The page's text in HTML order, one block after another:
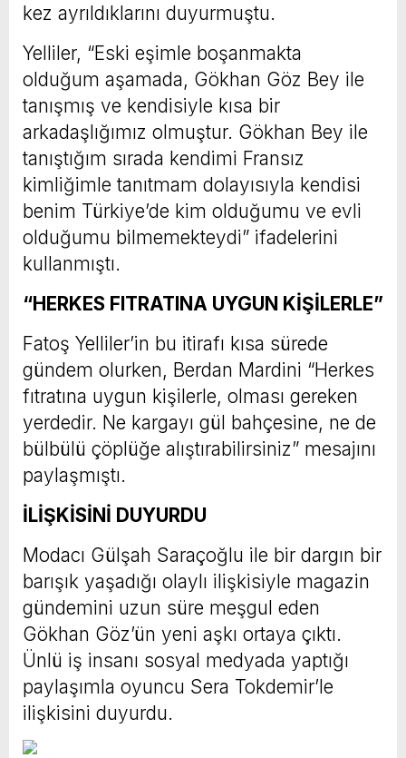
kez ayrıldıklarını duyurmuştu.
Yelliler, “Eski eşimle boşanmakta
olduğum aşamada, Gökhan Göz Bey ile
tanışmış ve kendisiyle kısa bir
arkadaşlığımız olmuştur. Gökhan Bey ile
tanıştığım sırada kendimi Fransız
kimliğimle tanıtmam dolayısıyla kendisi
benim Türkiye’de kim olduğumu ve evli
olduğumu bilmemekteydi” ifadelerini
kullanmıştı.
“HERKES FITRATINA UYGUN KİŞİLERLE”
Fatoş Yelliler’in bu itirafı kısa sürede
gündem olurken, Berdan Mardini “Herkes
fıtratına uygun kişilerle, olması gereken
yerdedir. Ne kargayı gül bahçesine, ne de
bülbülü çöplüğe alıştırabilirsiniz” mesajını
paylaşmıştı.
İLİŞKİSİNİ DUYURDU
Modacı Gülşah Saraçoğlu ile bir dargın bir
barışık yaşadığı olaylı ilişkisiyle magazin
gündemini uzun süre meşgul eden
Gökhan Göz’ün yeni aşkı ortaya çıktı.
Ünlü iş insanı sosyal medyada yaptığı
paylaşımla oyuncu Sera Tokdemir’le
ilişkisini duyurdu.